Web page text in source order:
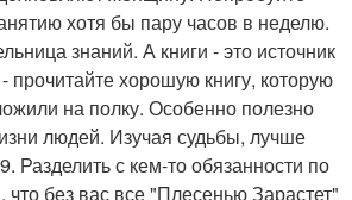
хотя бы пару часов в неделю.
знаний. А книги - это источник
прочитайте хорошую книгу, которую
на полку. Особенно полезно
людей. Изучая судьбы, лучше
Разделить с кем-то обязанности по
без вас все "Плесенью Зарастет"